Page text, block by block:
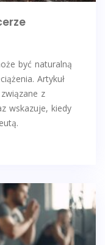
być naturalną
Artykuł
z
wskazuje, kiedy